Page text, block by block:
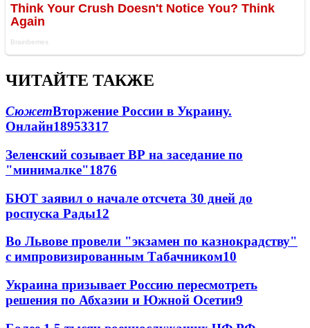
ЧИТАЙТЕ ТАКЖЕ
СюжетВторжение России в Украину.
Онлайн18953317
Зеленский созывает ВР на заседание по
"минималке"1876
БЮТ заявил о начале отсчета 30 дней до
роспуска Рады12
Во Львове провели "экзамен по казнокрадству"
с импровизированным Табачником10
Украина призывает Россию пересмотреть
решения по Абхазии и Южной Осетии9